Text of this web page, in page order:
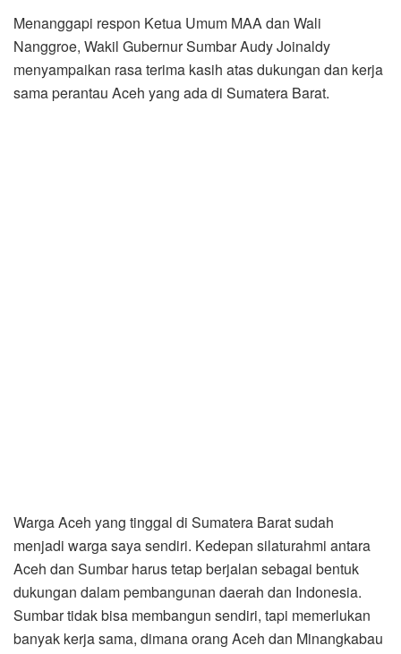
Menanggapi respon Ketua Umum MAA dan Wali
Nanggroe, Wakil Gubernur Sumbar Audy Joinaldy
menyampaikan rasa terima kasih atas dukungan dan kerja
sama perantau Aceh yang ada di Sumatera Barat.
Warga Aceh yang tinggal di Sumatera Barat sudah
menjadi warga saya sendiri. Kedepan silaturahmi antara
Aceh dan Sumbar harus tetap berjalan sebagai bentuk
dukungan dalam pembangunan daerah dan Indonesia.
Sumbar tidak bisa membangun sendiri, tapi memerlukan
banyak kerja sama, dimana orang Aceh dan Minangkabau